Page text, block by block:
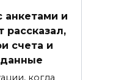
и
рассказал,
счета и
когда